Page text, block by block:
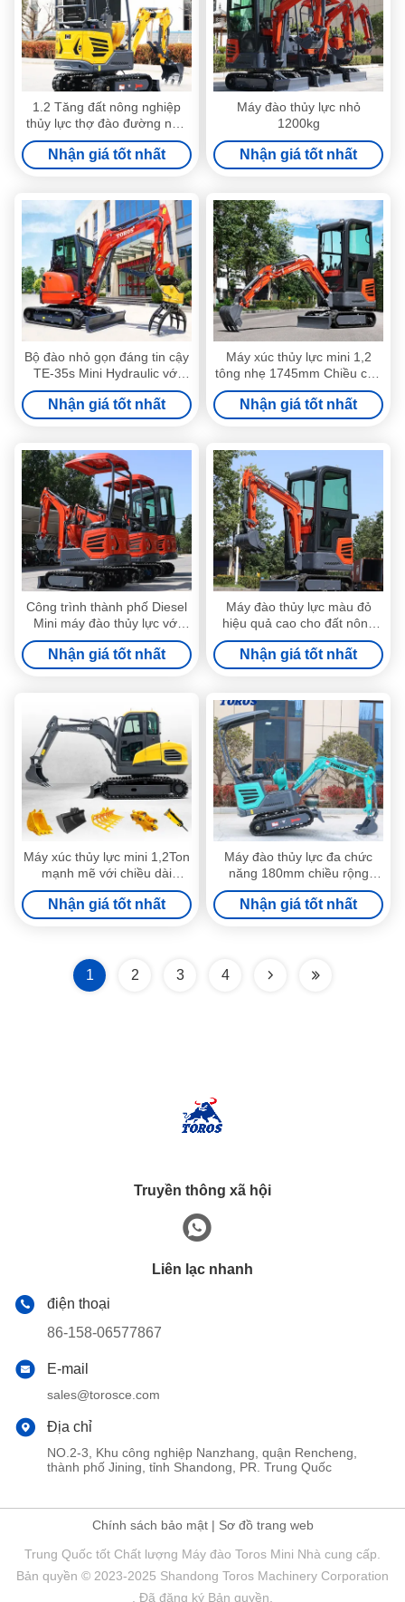
1.2 Tăng đất nông nghiệp
thủy lực thợ đào đường nhỏ
tiết kiệm năng lượng
Nhận giá tốt nhất
Máy đào thủy lực nhỏ
1200kg
Nhận giá tốt nhất
Bộ đào nhỏ gọn đáng tin cậy
TE-35s Mini Hydraulic với
dung lượng xô 0,09m3
Nhận giá tốt nhất
Máy xúc thủy lực mini 1,2
tông nhẹ 1745mm Chiều cao
đổ tối đa
Nhận giá tốt nhất
Công trình thành phố Diesel
Mini máy đào thủy lực với
Max.
Nhận giá tốt nhất
Máy đào thủy lực màu đỏ
hiệu quả cao cho đất nông
nghiệp được chứng nhận CE
Nhận giá tốt nhất
Máy xúc thủy lực mini 1,2Ton
​​mạnh mẽ với chiều dài
đường ray 1200mm
Nhận giá tốt nhất
Máy đào thủy lực đa chức
năng 180mm chiều rộng
đường ray Mini 1200kg
Nhận giá tốt nhất
1 2 3 4
Truyền thông xã hội
Liên lạc nhanh
điện thoại
86-158-06577867
E-mail
sales@torosce.com
Địa chỉ
NO.2-3, Khu công nghiệp Nanzhang, quận Rencheng,
thành phố Jining, tỉnh Shandong, PR. Trung Quốc
Chính sách bảo mật| Sơ đồ trang web
Trung Quốc tốt Chất lượng Máy đào Toros Mini Nhà cung cấp.
Bản quyền © 2023-2025 Shandong Toros Machinery Corporation
. Đã đăng ký Bản quyền.